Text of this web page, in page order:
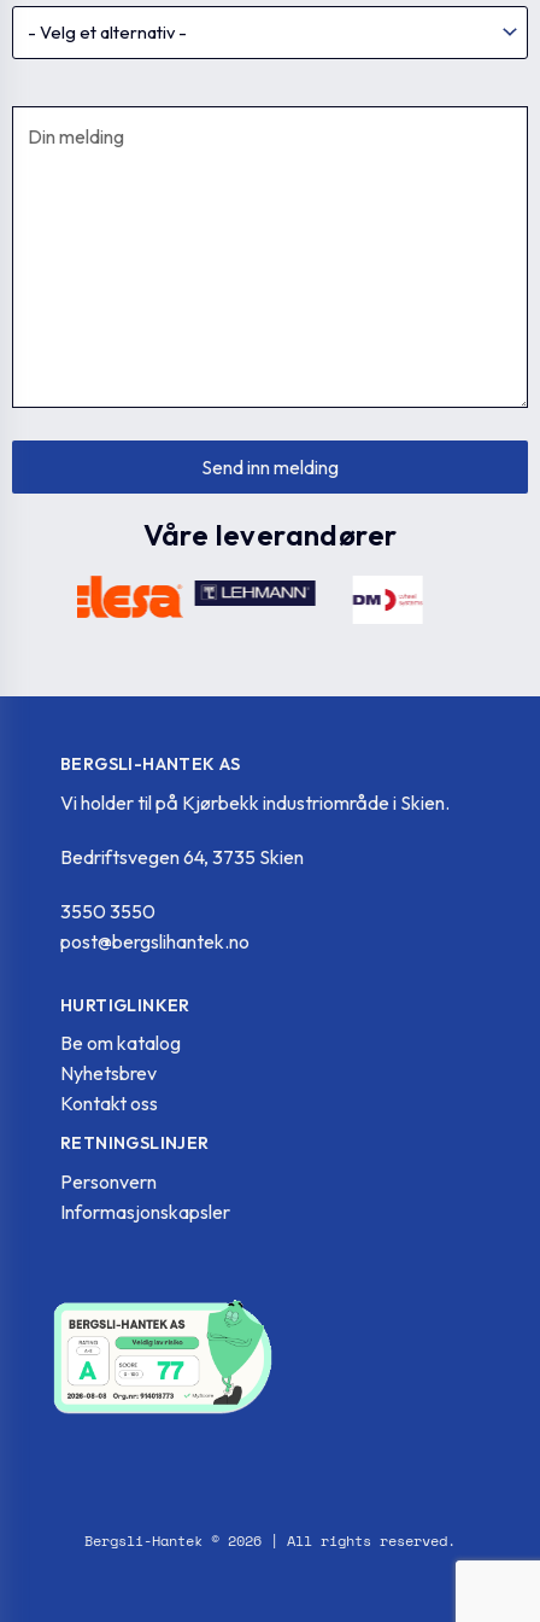
Våre leverandører
BERGSLI-HANTEK AS
Vi holder til på Kjørbekk industriområde i Skien.
Bedriftsvegen 64, 3735 Skien
3550 3550
post@bergslihantek.no
HURTIGLINKER
Be om katalog
Nyhetsbrev
Kontakt oss
RETNINGSLINJER
Personvern
Informasjonskapsler
Bergsli-Hantek © 2026 | All rights reserved.